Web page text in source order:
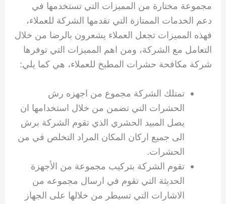
مجموعة مختارة من المميزات التي تستخدمها في
دعم الخدمات الممتازة التي تقدمها الشركة للعملاء،
فهذه المميزات تجعل العملاء يشعرون بالرضا من خلال
التعامل مع الشركة، ومن اهم المميزات التي توفرها
شركة مكافحة حشرات المطبخ للعملاء، هي كما يلي:
تمتلك الشركة مجموع من اجهزه رش
الحشرات التي تضمن من خلال استخدامها ان
يصل المبيد الحشري الذي تقوم الشركة برش
الى جميع اركان المكان المراد التخلص في من
الحشرات.
تقوم الشركة بتركيب مجموعة من الأجهزة
الحديثة التي تقوم في ارسال مجموعه من
الاشارات التي تسيطر من خلالها على الجهاز